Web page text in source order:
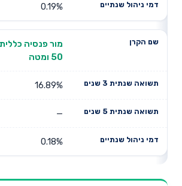
0.19%
מור פנסיה
50 ומטה
16.89%
—
0.18%